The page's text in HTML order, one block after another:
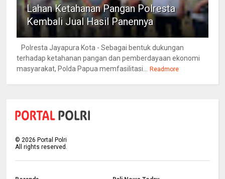
Lahan Ketahanan Pangan Polresta
Kembali Jual Hasil Panennya
Polresta Jayapura Kota - Sebagai bentuk dukungan
terhadap ketahanan pangan dan pemberdayaan ekonomi
masyarakat, Polda Papua memfasilitasi...
Readmore
© 2026 Portal Polri
All rights reserved.